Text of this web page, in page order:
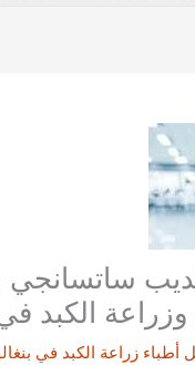
ساتسانجي
الكبد
زراعة الكبد في بنغالور